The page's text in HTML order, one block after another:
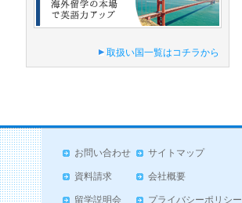
取扱い国一覧はコチラから
お問い合わせ
資料請求
留学説明会
サイトマップ
会社概要
プライバシーポリシー